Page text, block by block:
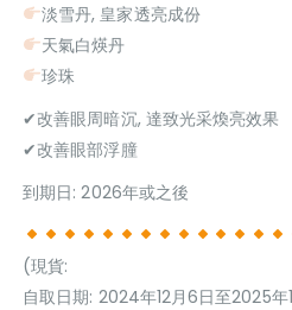
淡雪丹, 皇家透亮成份
天氣白煐丹
珍珠
✔改善眼周暗沉, 達致光采煥亮效果
✔改善眼部浮朣
到期日: 2026年或之後
(現貨:
自取日期: 2024年12月6日至2025年